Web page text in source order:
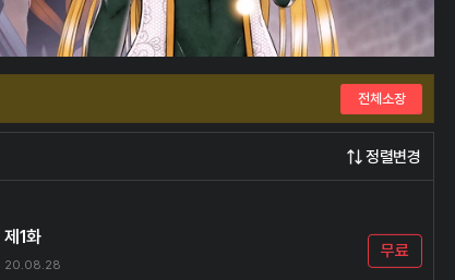
전체소장
정렬변경
제1화
20.08.28
무료